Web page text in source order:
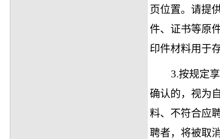
页位置。请提
件、证书等原
印件材料用于
3.按规定
确认的，视为
料、不符合应
聘者，将被取